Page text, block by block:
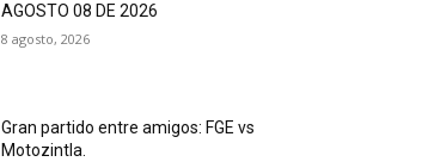
AGOSTO 08 DE 2026
8 agosto, 2026
Gran partido entre amigos: FGE vs
Motozintla.